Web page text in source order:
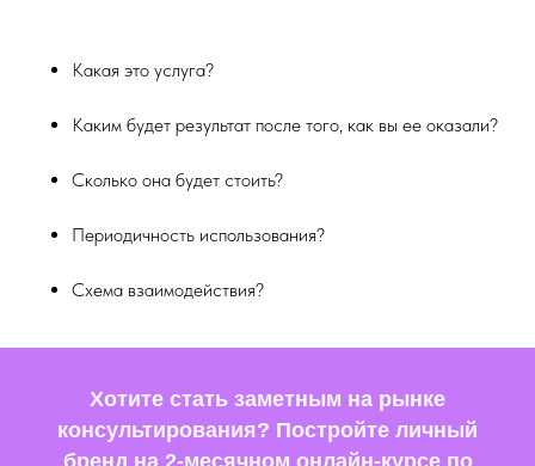
Какая это услуга?
Каким будет результат после того, как вы ее оказали?
Сколько она будет стоить?
Периодичность использования?
Схема взаимодействия?
Хотите стать заметным на рынке
консультирования? Постройте личный
бренд на 2-месячном онлайн-курсе по